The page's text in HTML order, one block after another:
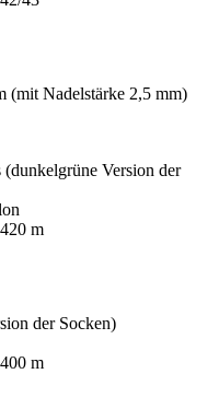
(mit Nadelstärke 2,5 mm)
Version der
m
der Socken)
m